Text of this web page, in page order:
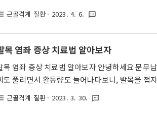
다. 전자 점액낭염이 발생한 경우 사람마다 증상
이 아파요"라고 표현하기도 하고 누군가는 "골
분들은 골반 구조가 어떤 식으로 형성되어 있는
근골격계 질환 · 2023. 4. 6. textsms
목 염좌 증상 치료법 알아보자
목 염좌 증상 치료법 알아보자 안녕하세요 문무
도 풀리면서 활동량도 늘어나다보니, 발목을 접
쪽이 욱신거리고, 누구는 바깥쪽이 욱신거리기도
근골격계 질환 · 2023. 3. 30. textsms